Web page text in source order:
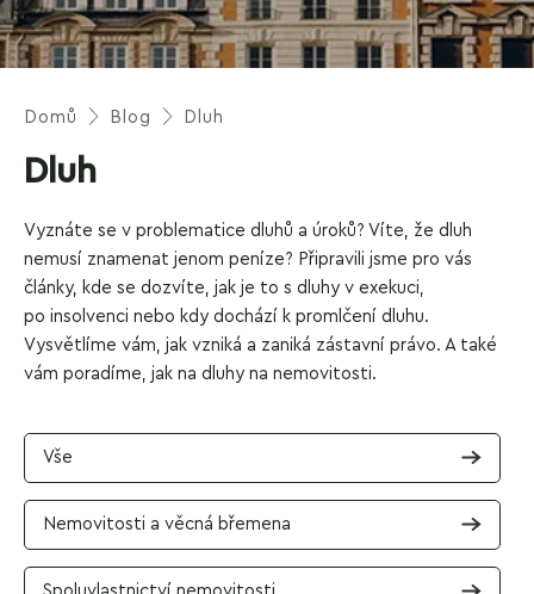
Domů Blog Dluh
Dluh
Vyznáte se v problematice dluhů a úroků? Víte, že dluh
nemusí znamenat jenom peníze? Připravili jsme pro vás
články, kde se dozvíte, jak je to s dluhy v exekuci,
po insolvenci nebo kdy dochází k promlčení dluhu.
Vysvětlíme vám, jak vzniká a zaniká zástavní právo. A také
vám poradíme, jak na dluhy na nemovitosti.
Vše
Nemovitosti a věcná břemena